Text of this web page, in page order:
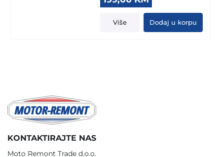
price
was:
255,00 KM.
price
is:
199,00 KM.
Više Dodaj u korpu
KONTAKTIRAJTE NAS
Moto Remont Trade d.o.o.